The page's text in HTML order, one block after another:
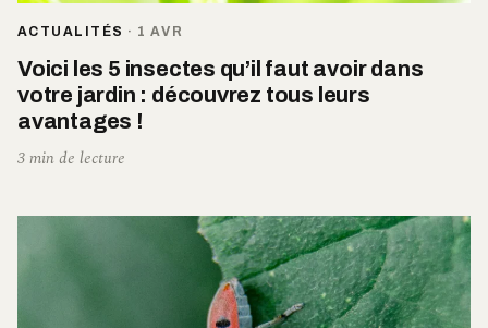
ACTUALITÉS · 1 AVR
Voici les 5 insectes qu’il faut avoir dans
votre jardin : découvrez tous leurs
avantages !
3 min de lecture